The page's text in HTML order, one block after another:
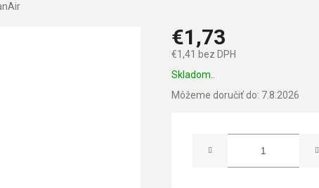
€1,73
€1,41 bez DPH
Jednotková
Skladom..
Môžeme doručiť do: 7.8.2026